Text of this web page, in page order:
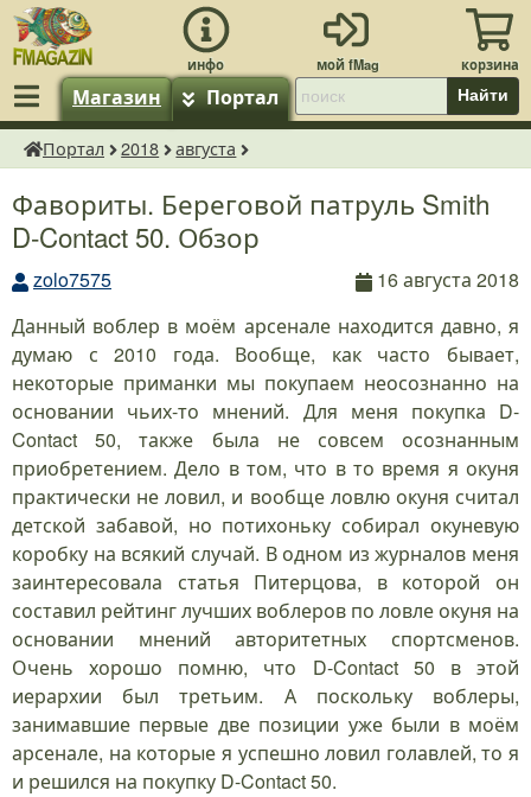
Магазин Портал Найти
fMagazin.ru
Портал 2018 августа
Фавориты. Береговой патруль Smith
D-Contact 50. Обзор
zolo7575
16 августа 2018
Данный воблер в моём арсенале находится давно, я
думаю с 2010 года. Вообще, как часто бывает,
некоторые приманки мы покупаем неосознанно на
основании чьих-то мнений. Для меня покупка D-
Contact 50, также была не совсем осознанным
приобретением. Дело в том, что в то время я окуня
практически не ловил, и вообще ловлю окуня считал
детской забавой, но потихоньку собирал окуневую
коробку на всякий случай. В одном из журналов меня
заинтересовала статья Питерцова, в которой он
составил рейтинг лучших воблеров по ловле окуня на
основании мнений авторитетных спортсменов.
Очень хорошо помню, что D-Contact 50 в этой
иерархии был третьим. А поскольку воблеры,
занимавшие первые две позиции уже были в моём
арсенале, на которые я успешно ловил голавлей, то я
и решился на покупку D-Contact 50.